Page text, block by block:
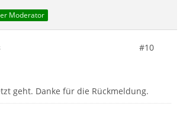
Moderator
#10
geht. Danke für die Rückmeldung.